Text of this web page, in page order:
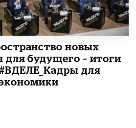
новых
будущего – итоги
для